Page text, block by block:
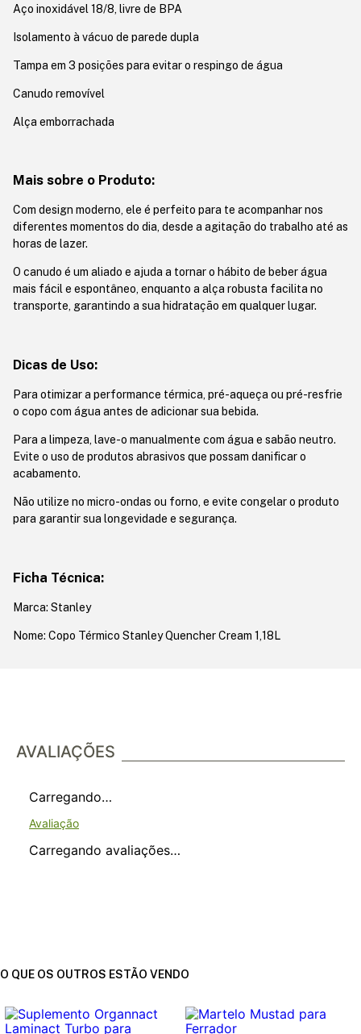
Aço inoxidável 18/8, livre de BPA
Isolamento à vácuo de parede dupla
Tampa em 3 posições para evitar o respingo de água
Canudo removível
Alça emborrachada
Mais sobre o Produto:
Com design moderno, ele é perfeito para te acompanhar nos
diferentes momentos do dia, desde a agitação do trabalho até as
horas de lazer.
O canudo é um aliado e ajuda a tornar o hábito de beber água
mais fácil e espontâneo, enquanto a alça robusta facilita no
transporte, garantindo a sua hidratação em qualquer lugar.
Dicas de Uso:
Para otimizar a performance térmica, pré-aqueça ou pré-resfrie
o copo com água antes de adicionar sua bebida.
Para a limpeza, lave-o manualmente com água e sabão neutro.
Evite o uso de produtos abrasivos que possam danificar o
acabamento.
Não utilize no micro-ondas ou forno, e evite congelar o produto
para garantir sua longevidade e segurança.
Ficha Técnica:
Marca: Stanley
Nome: Copo Térmico Stanley Quencher Cream 1,18L
AVALIAÇÕES
Carregando…
Carregando avaliações…
O QUE OS OUTROS ESTÃO VENDO